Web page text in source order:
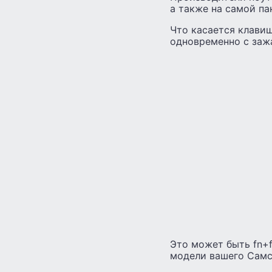
а также на самой
Что касается
одновременно с
Это может быть
модели вашего